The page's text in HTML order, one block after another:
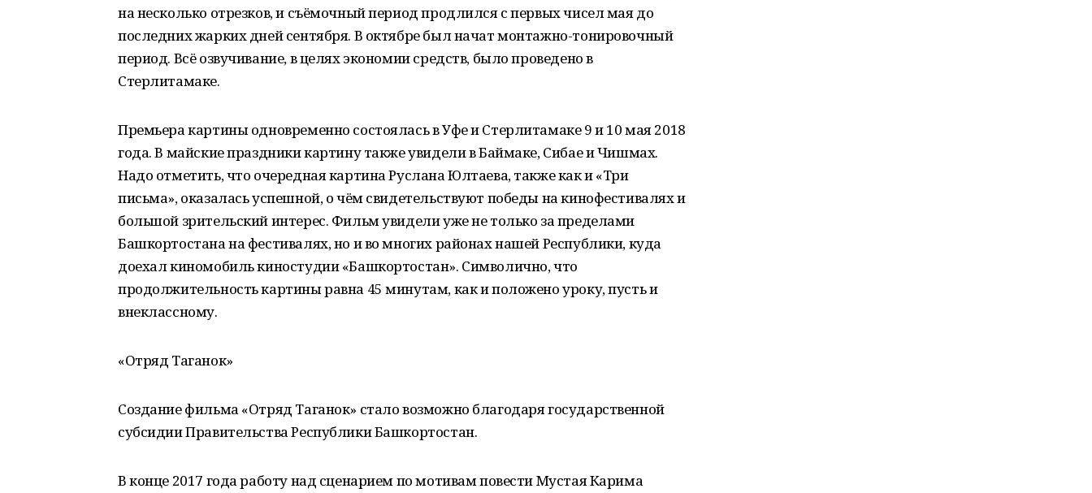
на несколько отрезков, и съёмочный период продлился с первых чисел мая до
последних жарких дней сентября. В октябре был начат монтажно-тонировочный
период. Всё озвучивание, в целях экономии средств, было проведено в
Стерлитамаке.
Премьера картины одновременно состоялась в Уфе и Стерлитамаке 9 и 10 мая 2018
года. В майские праздники картину также увидели в Баймаке, Сибае и Чишмах.
Надо отметить, что очередная картина Руслана Юлтаева, также как и «Три
письма», оказалась успешной, о чём свидетельствуют победы на кинофестивалях и
большой зрительский интерес. Фильм увидели уже не только за пределами
Башкортостана на фестивалях, но и во многих районах нашей Республики, куда
доехал киномобиль киностудии «Башкортостан». Символично, что
продолжительность картины равна 45 минутам, как и положено уроку, пусть и
внеклассному.
«Отряд Таганок»
Создание фильма «Отряд Таганок» стало возможно благодаря государственной
субсидии Правительства Республики Башкортостан.
В конце 2017 года работу над сценарием по мотивам повести Мустая Карима